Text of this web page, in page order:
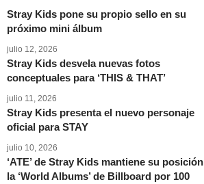
Stray Kids pone su propio sello en su
próximo mini álbum
julio 12, 2026
Stray Kids desvela nuevas fotos
conceptuales para ‘THIS & THAT’
julio 11, 2026
Stray Kids presenta el nuevo personaje
oficial para STAY
julio 10, 2026
‘ATE’ de Stray Kids mantiene su
la ‘World Albums’ de Billboard por 100